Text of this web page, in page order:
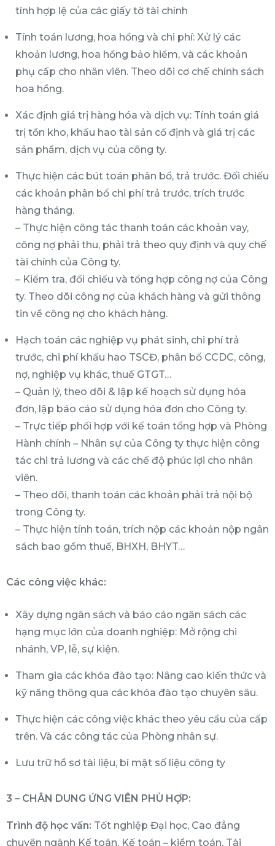
tính hợp lệ của các giấy tờ tài chính
Tính toán lương, hoa hồng và chi phí: Xử lý các
khoản lương, hoa hồng bảo hiểm, và các khoản
phụ cấp cho nhân viên. Theo dõi cơ chế chính sách
hoa hồng.
Xác định giá trị hàng hóa và dịch vụ: Tính toán giá
trị tồn kho, khấu hao tài sản cố định và giá trị các
sản phẩm, dịch vụ của công ty.
Thực hiện các bút toán phân bổ, trả trước. Đối chiếu
các khoản phân bổ chi phí trả trước, trích trước
hàng tháng.
– Thực hiện công tác thanh toán các khoản vay,
công nợ phải thu, phải trả theo quy định và quy chế
tài chính của Công ty.
– Kiểm tra, đối chiếu và tổng hợp công nợ của Công
ty. Theo dõi công nợ của khách hàng và gửi thông
tin về công nợ cho khách hàng.
Hạch toán các nghiệp vụ phát sinh, chi phí trả
trước, chi phí khấu hao TSCĐ, phân bổ CCDC, công,
nợ, nghiệp vụ khác, thuế GTGT…
– Quản lý, theo dõi & lập kế hoạch sử dụng hóa
đơn, lập báo cáo sử dụng hóa đơn cho Công ty.
– Trực tiếp phối hợp với kế toán tổng hợp và Phòng
Hành chính – Nhân sự của Công ty thực hiện công
tác chi trả lương và các chế độ phúc lợi cho nhân
viên.
– Theo dõi, thanh toán các khoản phải trả nội bộ
trong Công ty.
– Thực hiện tính toán, trích nộp các khoản nộp ngân
sách bao gồm thuế, BHXH, BHYT…
Các công việc khác:
Xây dựng ngân sách và báo cáo ngân sách các
hạng mục lớn của doanh nghiệp: Mở rộng chi
nhánh, VP, lễ, sự kiện.
Tham gia các khóa đào tạo: Nâng cao kiến thức và
kỹ năng thông qua các khóa đào tạo chuyên sâu.
Thực hiện các công việc khác theo yêu cầu của cấp
trên. Và các công tác của Phòng nhân sự.
Lưu trữ hồ sơ tài liệu, bí mật số liệu công ty
3 – CHÂN DUNG ỨNG VIÊN PHÙ HỢP:
Trình độ học vấn: Tốt nghiệp Đại học, Cao đẳng
chuyên ngành Kế toán, Kế toán – kiểm toán, Tài